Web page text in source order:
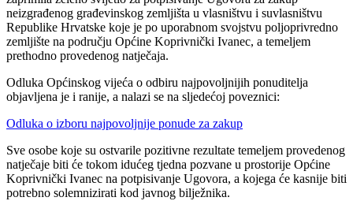
neizgrađenog građevinskog zemljišta u vlasništvu i suvlasništvu
Republike Hrvatske koje je po uporabnom svojstvu poljoprivredno
zemljište na području Općine Koprivnički Ivanec, a temeljem
prethodno provedenog natječaja.
Odluka Općinskog vijeća o odbiru najpovoljnijih ponuditelja
objavljena je i ranije, a nalazi se na sljedećoj poveznici:
Odluka o izboru najpovoljnije ponude za zakup
Sve osobe koje su ostvarile pozitivne rezultate temeljem provedenog
natječaje biti će tokom idućeg tjedna pozvane u prostorije Općine
Koprivnički Ivanec na potpisivanje Ugovora, a kojega će kasnije biti
potrebno solemnizirati kod javnog bilježnika.